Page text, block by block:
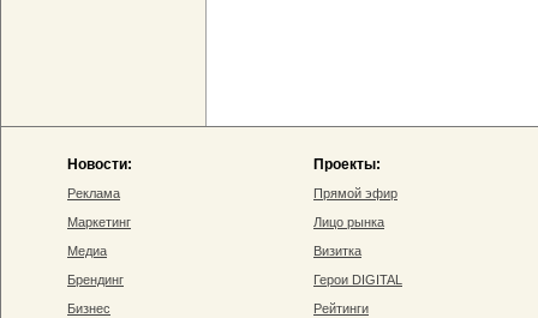
Новости:
Реклама
Маркетинг
Медиа
Брендинг
Бизнес
Проекты:
Прямой эфир
Лицо рынка
Визитка
Герои DIGITAL
Рейтинги